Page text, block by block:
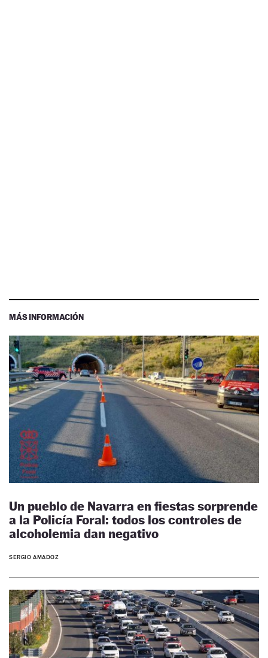
MÁS INFORMACIÓN
Un pueblo de Navarra en fiestas sorprende
a la Policía Foral: todos los controles de
alcoholemia dan negativo
SERGIO AMADOZ